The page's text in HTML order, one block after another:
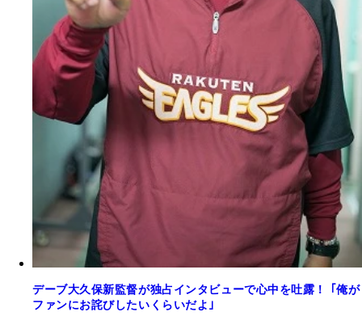
デーブ大久保新監督が独占インタビューで心中を吐露！ ｢俺が
ファンにお詫びしたいくらいだよ｣